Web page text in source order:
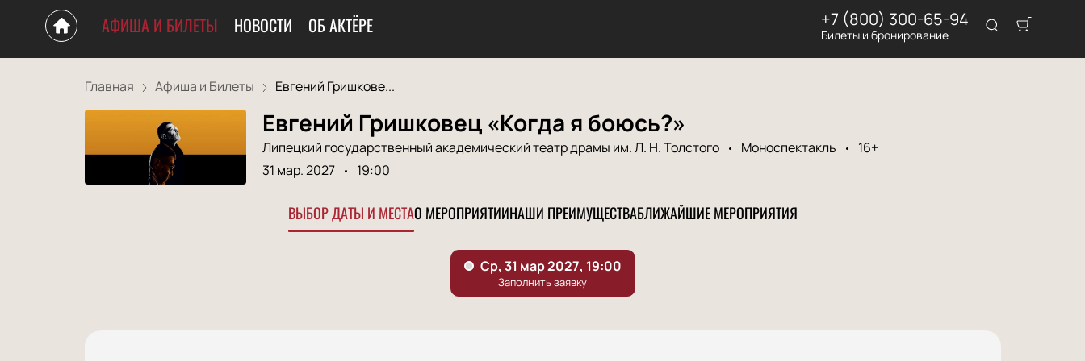
АФИША И БИЛЕТЫ НОВОСТИ ОБ АКТЁРЕ +7 (800) 300-65-94
Билеты и бронирование
Главная Афиша и Билеты Евгений Гришкове...
Евгений Гришковец «Когда я боюсь?»
Липецкий государственный академический театр драмы им. Л. Н. Толстого Моноспектакль
16+
31 мар. 2027
19:00
ВЫБОР ДАТЫ И МЕСТАО МЕРОПРИЯТИИНАШИ ПРЕИМУЩЕСТВАБЛИЖАЙШИЕ МЕРОПРИЯТИЯ